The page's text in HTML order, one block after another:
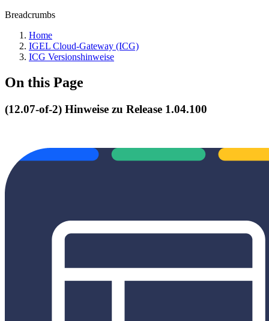
Breadcrumbs
Home
IGEL Cloud-Gateway (ICG)
ICG Versionshinweise
On this Page
(12.07-of-2) Hinweise zu Release 1.04.100